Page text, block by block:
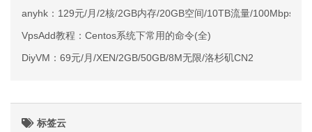
anyhk：129元/月/2核/2GB内存/20GB空间/10TB流量/100Mbps-
VpsAdd教程：Centos系统下常用的命令(全)
DiyVM：69元/月/XEN/2GB/50GB/8M无限/洛杉矶CN2
标签云